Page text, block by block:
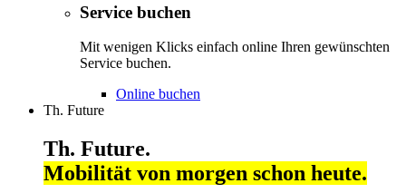
Service buchen
Mit wenigen Klicks einfach online Ihren gewünschten
Service buchen.
Online buchen
Th. Future
Th. Future.
Mobilität von morgen schon heute.